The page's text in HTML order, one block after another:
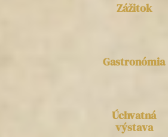
Zážitok
Gastronómia
Úchvatná
výstava